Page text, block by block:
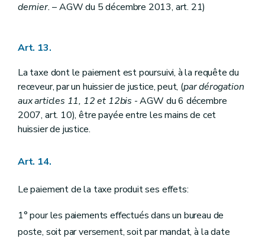
dernier.– AGW du 5 décembre 2013, art. 21)
Art. 13.
La taxe dont le paiement est poursuivi, à la requête du
receveur, par un huissier de justice, peut, (par dérogation
aux articles 11, 12 et 12bis - AGW du 6 décembre
2007, art. 10), être payée entre les mains de cet
huissier de justice.
Art. 14.
Le paiement de la taxe produit ses effets:
1° pour les paiements effectués dans un bureau de
poste, soit par versement, soit par mandat, à la date